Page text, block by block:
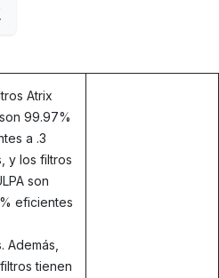
Atrix
99.97%
a .3
y los filtros
son
eficientes
Además,
tienen